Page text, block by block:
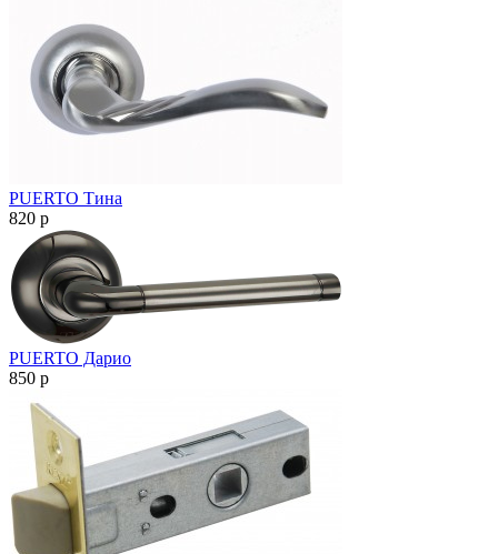
PUERTO Тина
820 p
PUERTO Дарио
850 p